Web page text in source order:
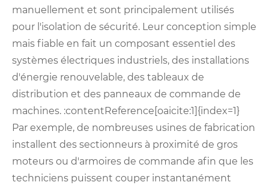
manuellement et sont principalement utilisés
pour l'isolation de sécurité. Leur conception simple
mais fiable en fait un composant essentiel des
systèmes électriques industriels, des installations
d'énergie renouvelable, des tableaux de
distribution et des panneaux de commande de
machines. :contentReference[oaicite:1]{index=1}
Par exemple, de nombreuses usines de fabrication
installent des sectionneurs à proximité de gros
moteurs ou d'armoires de commande afin que les
techniciens puissent couper instantanément